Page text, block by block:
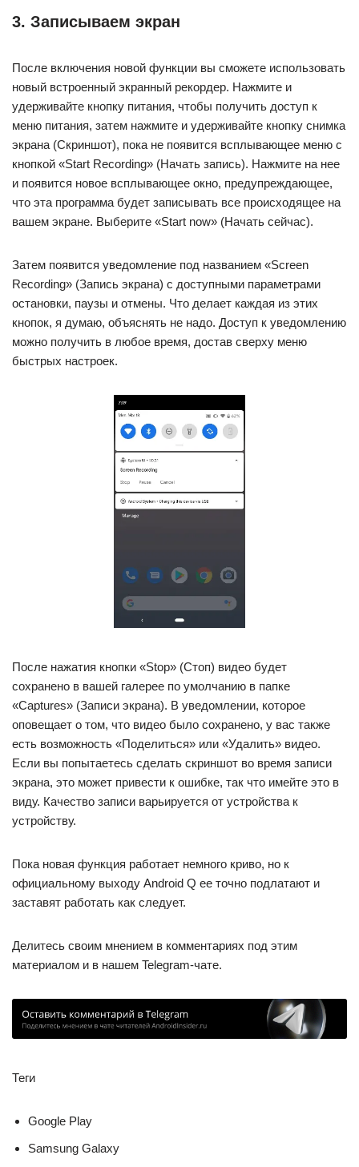
3. Записываем экран
После включения новой функции вы сможете использовать
новый встроенный экранный рекордер. Нажмите и
удерживайте кнопку питания, чтобы получить доступ к
меню питания, затем нажмите и удерживайте кнопку снимка
экрана (Скриншот), пока не появится всплывающее меню с
кнопкой «Start Recording» (Начать запись). Нажмите на нее
и появится новое всплывающее окно, предупреждающее,
что эта программа будет записывать все происходящее на
вашем экране. Выберите «Start now» (Начать сейчас).
Затем появится уведомление под названием «Screen
Recording» (Запись экрана) с доступными параметрами
остановки, паузы и отмены. Что делает каждая из этих
кнопок, я думаю, объяснять не надо. Доступ к уведомлению
можно получить в любое время, достав сверху меню
быстрых настроек.
После нажатия кнопки «Stop» (Стоп) видео будет
сохранено в вашей галерее по умолчанию в папке
«Captures» (Записи экрана). В уведомлении, которое
оповещает о том, что видео было сохранено, у вас также
есть возможность «Поделиться» или «Удалить» видео.
Если вы попытаетесь сделать скриншот во время записи
экрана, это может привести к ошибке, так что имейте это в
виду. Качество записи варьируется от устройства к
устройству.
Пока новая функция работает немного криво, но к
официальному выходу Android Q ее точно подлатают и
заставят работать как следует.
Делитесь своим мнением в комментариях под этим
материалом и в нашем Telegram-чате.
Теги
Google Play
Samsung Galaxy